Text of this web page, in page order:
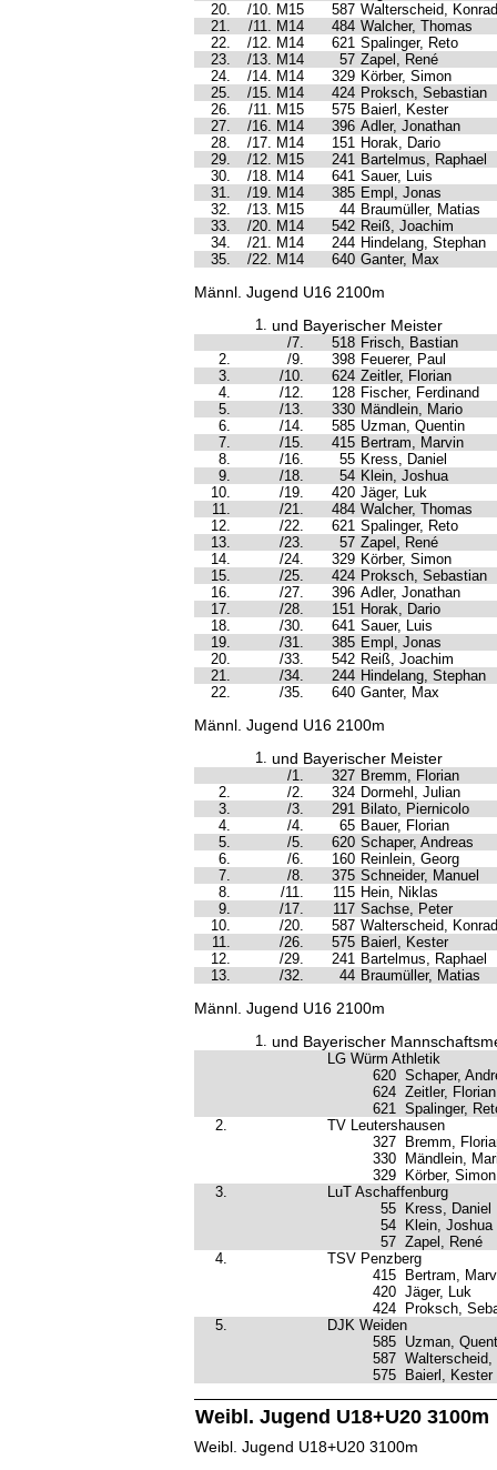
20.
/10. M15 587 Walterscheid, Konrad
21.
/11. M14 484 Walcher, Thomas
22.
/12. M14 621 Spalinger, Reto
23.
/13. M14 57 Zapel, René
24.
/14. M14 329 Körber, Simon
25.
/15. M14 424 Proksch, Sebastian
26.
/11. M15 575 Baierl, Kester
27.
/16. M14 396 Adler, Jonathan
28.
/17. M14 151 Horak, Dario
29.
/12. M15 241 Bartelmus, Raphael
30.
/18. M14 641 Sauer, Luis
31.
/19. M14 385 Empl, Jonas
32.
/13. M15 44 Braumüller, Matias
33.
/20. M14 542 Reiß, Joachim
34.
/21. M14 244 Hindelang, Stephan
35.
/22. M14 640 Ganter, Max
Männl. Jugend U16 2100m
1. und Bayerischer Meister
/7. 518 Frisch, Bastian
2.
/9. 398 Feuerer, Paul
3.
/10. 624 Zeitler, Florian
4.
/12. 128 Fischer, Ferdinand
5.
/13. 330 Mändlein, Mario
6.
/14. 585 Uzman, Quentin
7.
/15. 415 Bertram, Marvin
8.
/16. 55 Kress, Daniel
9.
/18. 54 Klein, Joshua
10.
/19. 420 Jäger, Luk
11.
/21. 484 Walcher, Thomas
12.
/22. 621 Spalinger, Reto
13.
/23. 57 Zapel, René
14.
/24. 329 Körber, Simon
15.
/25. 424 Proksch, Sebastian
16.
/27. 396 Adler, Jonathan
17.
/28. 151 Horak, Dario
18.
/30. 641 Sauer, Luis
19.
/31. 385 Empl, Jonas
20.
/33. 542 Reiß, Joachim
21.
/34. 244 Hindelang, Stephan
22.
/35. 640 Ganter, Max
Männl. Jugend U16 2100m
1. und Bayerischer Meister
/1. 327 Bremm, Florian
2.
/2. 324 Dormehl, Julian
3.
/3. 291 Bilato, Piernicolo
4.
/4. 65 Bauer, Florian
5.
/5. 620 Schaper, Andreas
6.
/6. 160 Reinlein, Georg
7.
/8. 375 Schneider, Manuel
8.
/11. 115 Hein, Niklas
9.
/17. 117 Sachse, Peter
10.
/20. 587 Walterscheid, Konrad
11.
/26. 575 Baierl, Kester
12.
/29. 241 Bartelmus, Raphael
13.
/32. 44 Braumüller, Matias
Männl. Jugend U16 2100m
1. und Bayerischer
LG Würm Athletik
620 Schaper,
624 Zeitler, Florian
621 Spalinger,
2.
TV Leutershausen
327
Bremm,
330
Mändlein,
329
Körber, Simon
3.
LuT Aschaffenburg
55
Kress, Daniel
54
Klein, Joshua
57 Zapel, René
4.
TSV Penzberg
415
Bertram,
420 Jäger, Luk
424
Proksch,
5.
DJK Weiden
585 Uzman,
587 Walterscheid,
575
Baierl, Kester
Weibl. Jugend U18+U20 3100m
Weibl. Jugend U18+U20 3100m